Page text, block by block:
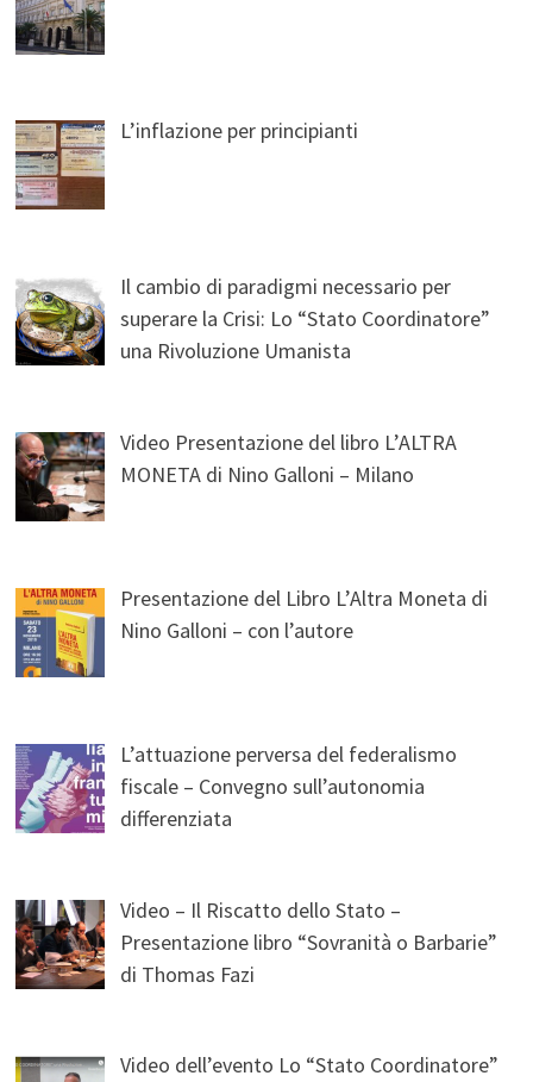
L’inflazione per principianti
Il cambio di paradigmi necessario per
superare la Crisi: Lo “Stato Coordinatore”
una Rivoluzione Umanista
Video Presentazione del libro L’ALTRA
MONETA di Nino Galloni – Milano
Presentazione del Libro L’Altra Moneta di
Nino Galloni – con l’autore
L’attuazione perversa del federalismo
fiscale – Convegno sull’autonomia
differenziata
Video – Il Riscatto dello Stato –
Presentazione libro “Sovranità o Barbarie”
di Thomas Fazi
Video dell’evento Lo “Stato Coordinatore”